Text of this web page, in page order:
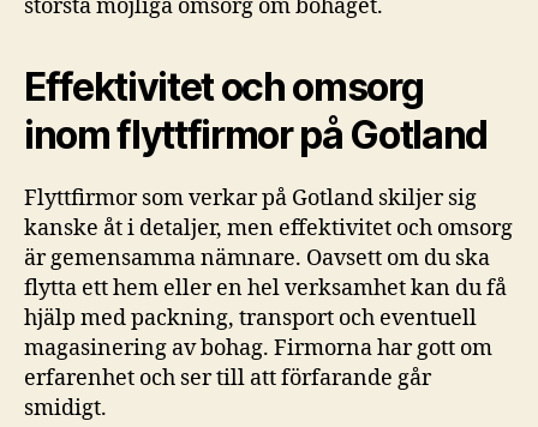
största möjliga omsorg om bohaget.
Effektivitet och omsorg
inom flyttfirmor på Gotland
Flyttfirmor som verkar på Gotland skiljer sig
kanske åt i detaljer, men effektivitet och omsorg
är gemensamma nämnare. Oavsett om du ska
flytta ett hem eller en hel verksamhet kan du få
hjälp med packning, transport och eventuell
magasinering av bohag. Firmorna har gott om
erfarenhet och ser till att förfarande går
smidigt.